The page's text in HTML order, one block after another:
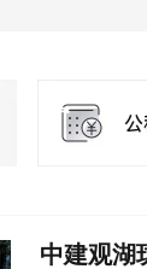
中建观湖